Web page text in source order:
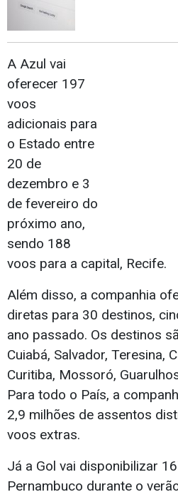
A Azul vai
oferecer 197
voos
adicionais para
o Estado entre
20 de
dezembro e 3
de fevereiro do
próximo ano,
sendo 188
voos para a capital, Recife.
Além disso, a companhia
diretas para 30 destinos,
ano passado. Os destinos
Cuiabá, Salvador, Teresina,
Curitiba, Mossoró,
Para todo o País, a
2,9 milhões de assentos
voos extras.
Já a Gol vai disponibilizar
Pernambuco durante o